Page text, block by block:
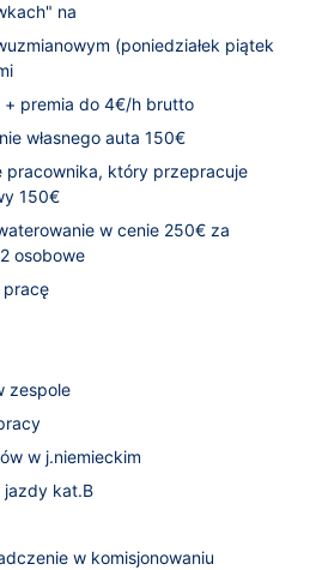
na
(poniedziałek piątek
premia do 4€/h brutto
własnego auta 150€
pracownika, który przepracuje
150€
w cenie 250€ za
osobowe
pracę
zespole
w j.niemieckim
jazdy kat.B
w komisjonowaniu